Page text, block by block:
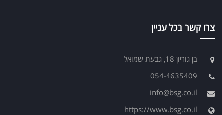
צרו קשר בכל עניין
בן גוריון 18, גבעת שמואל
054-4635409
info@bsg.co.il
https://www.bsg.co.il